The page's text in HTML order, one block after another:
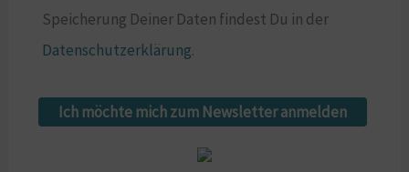
Speicherung Deiner Daten findest Du in der
Datenschutzerklärung.
Ich möchte mich zum Newsletter anmelden